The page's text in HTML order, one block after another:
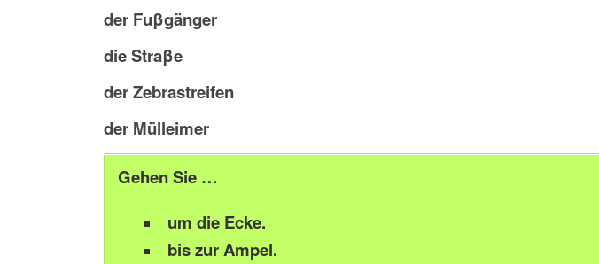
der Fuβgänger
die Straβe
der Zebrastreifen
der Mülleimer
Gehen Sie …
um die Ecke.
bis zur Ampel.